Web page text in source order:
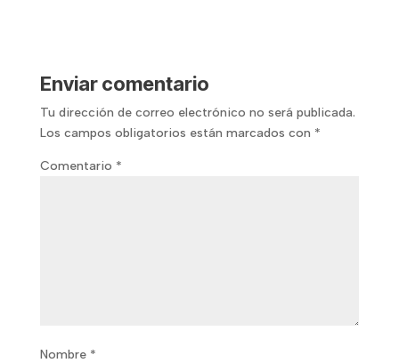
Enviar comentario
Tu dirección de correo electrónico no será publicada.
Los campos obligatorios están marcados con *
Comentario *
Nombre *